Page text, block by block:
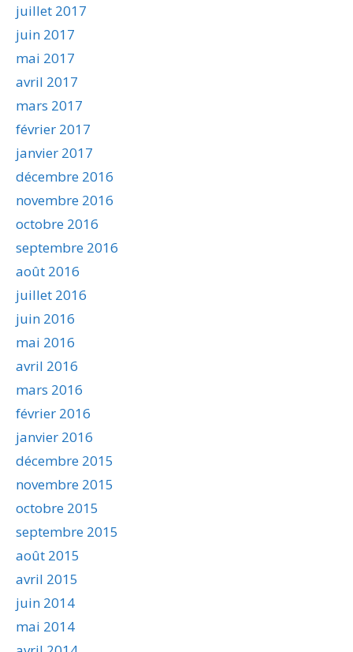
juillet 2017
juin 2017
mai 2017
avril 2017
mars 2017
février 2017
janvier 2017
décembre 2016
novembre 2016
octobre 2016
septembre 2016
août 2016
juillet 2016
juin 2016
mai 2016
avril 2016
mars 2016
février 2016
janvier 2016
décembre 2015
novembre 2015
octobre 2015
septembre 2015
août 2015
avril 2015
juin 2014
mai 2014